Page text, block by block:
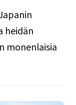
heidän
monenlaisia